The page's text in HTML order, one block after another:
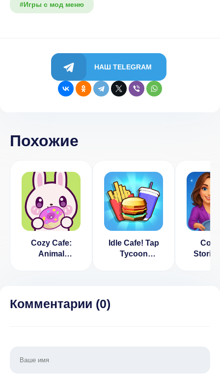
#Игры с мод меню
НАШ TELEGRAM
Похожие
Cozy Cafe:
Animal
Idle Cafe! Tap
Tycoon
Комментарии (0)